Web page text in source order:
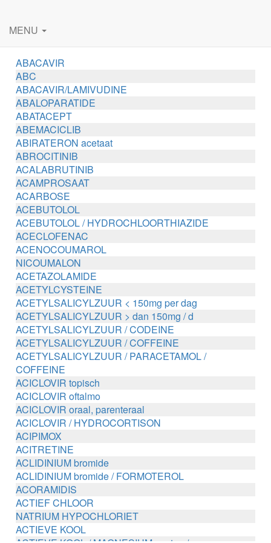
MENU
ABACAVIR
ABC
ABACAVIR/LAMIVUDINE
ABALOPARATIDE
ABATACEPT
ABEMACICLIB
ABIRATERON acetaat
ABROCITINIB
ACALABRUTINIB
ACAMPROSAAT
ACARBOSE
ACEBUTOLOL
ACEBUTOLOL / HYDROCHLOORTHIAZIDE
ACECLOFENAC
ACENOCOUMAROL
NICOUMALON
ACETAZOLAMIDE
ACETYLCYSTEINE
ACETYLSALICYLZUUR < 150mg per dag
ACETYLSALICYLZUUR > dan 150mg / d
ACETYLSALICYLZUUR / CODEINE
ACETYLSALICYLZUUR / COFFEINE
ACETYLSALICYLZUUR / PARACETAMOL /
COFFEINE
ACICLOVIR topisch
ACICLOVIR oftalmo
ACICLOVIR oraal, parenteraal
ACICLOVIR / HYDROCORTISON
ACIPIMOX
ACITRETINE
ACLIDINIUM bromide
ACLIDINIUM bromide / FORMOTEROL
ACORAMIDIS
ACTIEF CHLOOR
NATRIUM HYPOCHLORIET
ACTIEVE KOOL